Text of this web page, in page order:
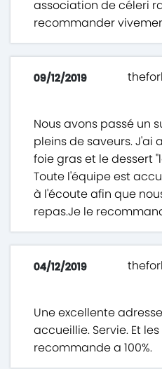
association de céleri
recommander
09/12/2019
Nous avons passé un
pleins de saveurs. J'ai
foie gras et le dessert
Toute l'équipe est
à l'écoute afin que
repas.Je le
04/12/2019
Une excellente
accueillie. Servie. Et
recommande a 100%.